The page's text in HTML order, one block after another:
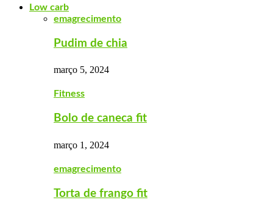
Low carb
emagrecimento
Pudim de chia
março 5, 2024
Fitness
Bolo de caneca fit
março 1, 2024
emagrecimento
Torta de frango fit